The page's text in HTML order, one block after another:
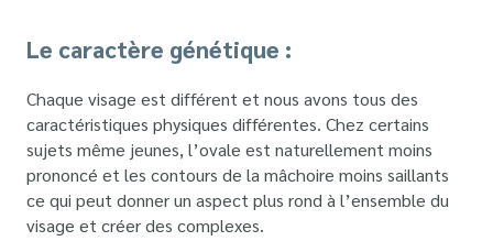
Le caractère génétique :
Chaque visage est différent et nous avons tous des
caractéristiques physiques différentes. Chez certains
sujets même jeunes, l’ovale est naturellement moins
prononcé et les contours de la mâchoire moins saillants
ce qui peut donner un aspect plus rond à l’ensemble du
visage et créer des complexes.